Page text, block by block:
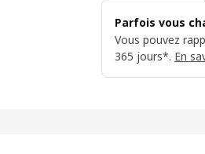
Parfois vous
Vous pouvez
365 jours*. En